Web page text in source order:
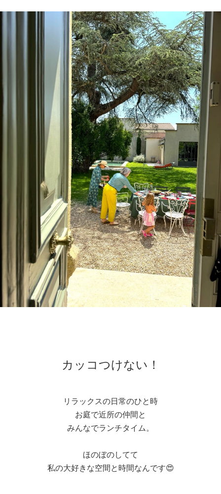
カッコつけない！
リラックスの日常のひと時
お庭で近所の仲間と
みんなでランチタイム。
ほのぼのしてて
私の大好きな空間と時間なんです😍